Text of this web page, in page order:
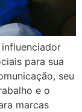
para sua
seu
e o
marcas